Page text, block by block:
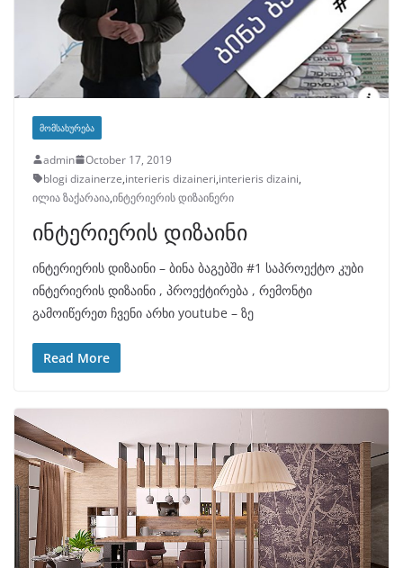
ᲛᲝᲛᲡᲐᲮᲣᲠᲔᲑᲐ
admin
October 17, 2019
blogi dizainerze,interieris dizaineri,interieris dizaini,
ილია ზაქარაია,ინტერიერის დიზაინერი
ინტერიერის დიზაინი
ინტერიერის დიზაინი – ბინა ბაგებში #1 საპროექტო კუბი
ინტერიერის დიზაინი , პროექტირება , რემონტი
გამოიწერეთ ჩვენი არხი youtube – ზე
Read More